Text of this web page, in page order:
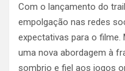
Com o lançamento do
empolgação nas redes
expectativas para o
uma nova abordagem à
sombrio e fiel aos jogos